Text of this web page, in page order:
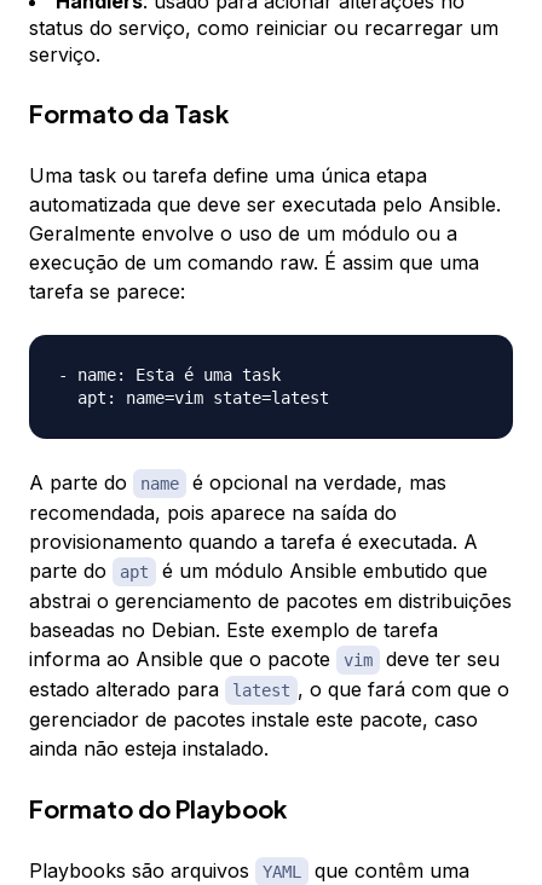
status do serviço, como reiniciar ou recarregar um
serviço.
Formato da Task
Uma task ou tarefa define uma única etapa
automatizada que deve ser executada pelo Ansible.
Geralmente envolve o uso de um módulo ou a
execução de um comando raw. É assim que uma
tarefa se parece:
- name: Esta é uma task
A parte do name
é opcional na verdade, mas
recomendada, pois aparece na saída do
provisionamento quando a tarefa é executada. A
parte do
apt
é um módulo Ansible embutido que
abstrai o gerenciamento de pacotes em distribuições
baseadas no Debian. Este exemplo de tarefa
informa ao Ansible que o pacote
vim
deve ter seu
estado alterado para
latest , o que fará com que o
gerenciador de pacotes instale este pacote, caso
ainda não esteja instalado.
Formato do Playbook
Playbooks são arquivos YAML
que contêm uma